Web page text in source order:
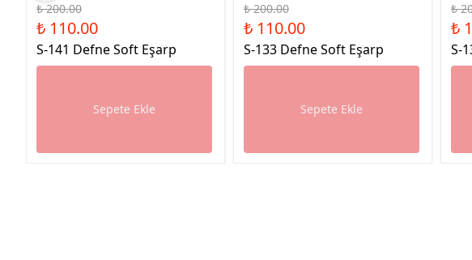
₺ 200.00
₺ 110.00
S-141 Defne Soft Eşarp
Sepete Ekle
₺ 200.00
₺ 110.00
S-133 Defne Soft Eşarp
Sepete Ekle
₺
₺
S-